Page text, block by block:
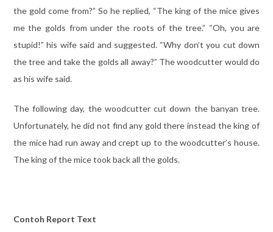
the gold come from?” So he replied, “The king of the mice gives
me the golds from under the roots of the tree.” “Oh, you are
stupid!” his wife said and suggested. “Why don’t you cut down
the tree and take the golds all away?” The woodcutter would do
as his wife said.
The following day, the woodcutter cut down the banyan tree.
Unfortunately, he did not find any gold there instead the king of
the mice had run away and crept up to the woodcutter’s house.
The king of the mice took back all the golds.
Contoh Report Text